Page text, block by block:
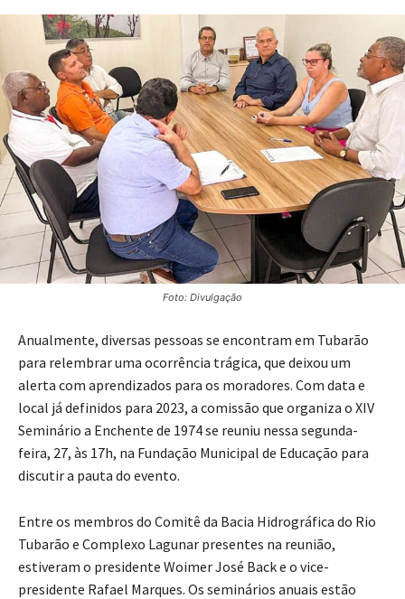
Foto: Divulgação
Anualmente, diversas pessoas se encontram em Tubarão
para relembrar uma ocorrência trágica, que deixou um
alerta com aprendizados para os moradores. Com data e
local já definidos para 2023, a comissão que organiza o XIV
Seminário a Enchente de 1974 se reuniu nessa segunda-
feira, 27, às 17h, na Fundação Municipal de Educação para
discutir a pauta do evento.
Entre os membros do Comitê da Bacia Hidrográfica do Rio
Tubarão e Complexo Lagunar presentes na reunião,
estiveram o presidente Woimer José Back e o vice-
presidente Rafael Marques. Os seminários anuais estão